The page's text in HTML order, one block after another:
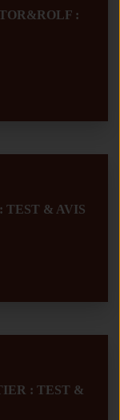
:
TEST & AVIS
: TEST &